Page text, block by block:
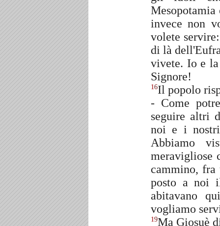
invece non
volete
di là
vivete. Io e
Signore!
16Il popolo
- Come
seguire altri
noi e i nostri
Abbiamo
meravigliose
cammino,
posto a noi
abitavano
vogliamo
19Ma Giosuè